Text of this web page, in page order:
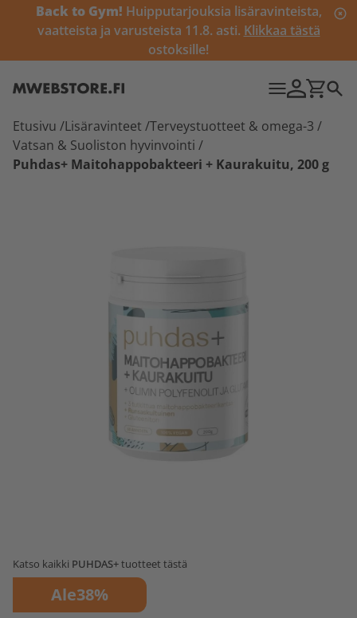
Back to Gym! Huipputarjouksia lisäravinteista,
vaatteista ja varusteista 11.8. asti. Klikkaa tästä
ostoksille!
Etusivu /Lisäravinteet /Terveystuotteet & omega-3 /
Vatsan & Suoliston hyvinvointi /
Puhdas+ Maitohappobakteeri + Kaurakuitu, 200 g
Katso kaikki PUHDAS+tuotteet tästä
Ale38%